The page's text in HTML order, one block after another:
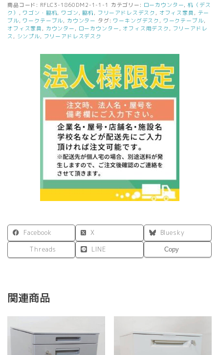
ズ]
ロ
ー
カ
W1800xD600
1860DM2
商品コード: RFLC3-1860DM2-1-1-1 カテゴリー: ローカウンター,机（デス
ク） , ワゴン・脇机, ワゴン , 脇机 , フリーアドレスデスク , オフィス家具 , テー
ブル, ワークテーブル, カウンター タグ: ワーキングデスク , ワークテーブル,
オフィス家具 , カウンター , ローカウンター , オフィス用デスク , フリーアドレ
ス , シンプル, フリーアドレスデスク
Facebook X
Bluesky
Threads
LINE Copy
関連商品